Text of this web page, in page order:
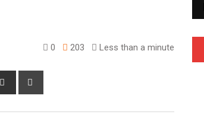
0 203 Less than a minute
Share